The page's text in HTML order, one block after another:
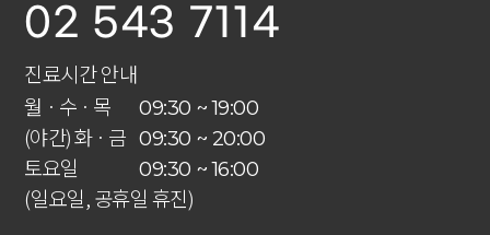
02 543 7114
진료시간 안내
월 · 수 · 목
09:30 ~ 19:00
(야간) 화 · 금 09:30 ~ 20:00
토요일 09:30 ~ 16:00
(일요일, 공휴일 휴진)